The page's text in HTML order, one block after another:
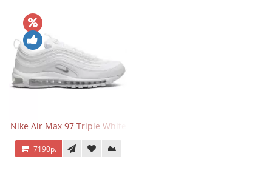
Nike Air Max 97 Triple White
7190р.